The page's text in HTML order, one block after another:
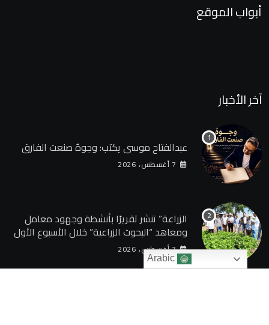
أبواب الموقع
آخر الأخبار
عبدالفتاح موسى يكتب: وجوهٌ صنعت الفارق
7 أغسطس، 2026
الزراعة” تنشر تقريرًا بأنشطة وجهود معامل
ومعاهد “البحوث الزراعية” خلال الأسبوع الأول
من أغسطس 2026
7 أغسطس، 2026